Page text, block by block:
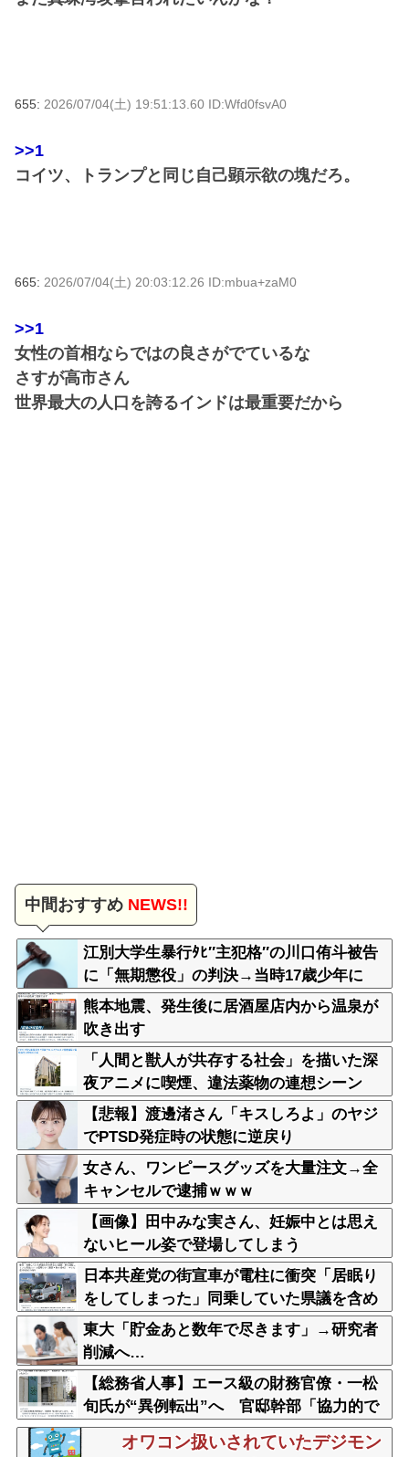
655: 2026/07/04(土) 19:51:13.60 ID:Wfd0fsvA0
>>1
コイツ、トランプと同じ自己顕示欲の塊だろ。
665: 2026/07/04(土) 20:03:12.26 ID:mbua+zaM0
>>1
女性の首相ならではの良さがでているな
さすが高市さん
世界最大の人口を誇るインドは最重要だから
中間おすすめNEWS!!
江別大学生暴行ﾀﾋ″主犯格″の川口侑斗被告
に「無期懲役」の判決→当時17歳少年に
「懲役30年」の判決
熊本地震、発生後に居酒屋店内から温泉が
吹き出す
「人間と獣人が共存する社会」を描いた深
夜アニメに喫煙、違法薬物の連想シーン
も…視聴者批判でBPO議論
【悲報】渡邊渚さん「キスしろよ」のヤジ
でPTSD発症時の状態に逆戻り
女さん、ワンピースグッズを大量注文→全
キャンセルで逮捕ｗｗｗ
【画像】田中みな実さん、妊娠中とは思え
ないヒール姿で登場してしまう
日本共産党の街宣車が電柱に衝突「居眠り
をしてしまった」同乗していた県議を含め
男女3人重傷
東大「貯金あと数年で尽きます」→研究者
削減へ…
【総務省人事】エース級の財務官僚・一松
旬氏が“異例転出”へ 官邸幹部「協力的で
なかったから」
オワコン扱いされていたデジモン